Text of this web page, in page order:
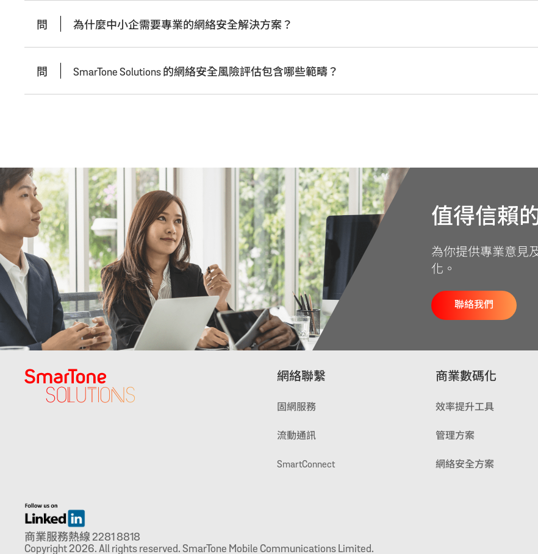
問 為什麼中小企需要專業的網絡安全解決方案？
問 SmarTone Solutions 的網絡安全風險評估包含哪些範疇？
值得信賴
為你提供專業意見
化。
聯絡我們
網絡聯繫
固網服務
流動通訊
SmartConnect
商業數碼化
效率提升工具
管理方案
網絡安全方案
商業服務熱線 2281 8818
Copyright 2026. All rights reserved. SmarTone Mobile Communications Limited.